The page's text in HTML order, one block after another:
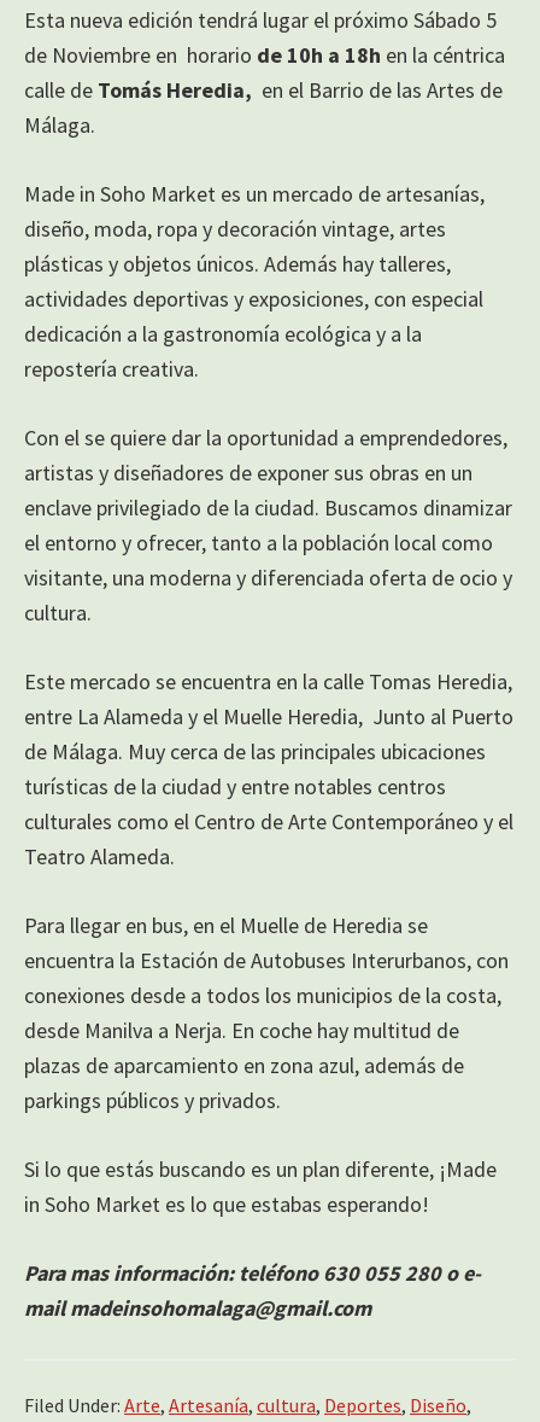
Esta nueva edición tendrá lugar el próximo Sábado 5
de Noviembre en horario de 10h a 18h en la céntrica
calle de Tomás Heredia, en el Barrio de las Artes de
Málaga.
Made in Soho Market es un mercado de artesanías,
diseño, moda, ropa y decoración vintage, artes
plásticas y objetos únicos. Además hay talleres,
actividades deportivas y exposiciones, con especial
dedicación a la gastronomía ecológica y a la
repostería creativa.
Con el se quiere dar la oportunidad a emprendedores,
artistas y diseñadores de exponer sus obras en un
enclave privilegiado de la ciudad. Buscamos dinamizar
el entorno y ofrecer, tanto a la población local como
visitante, una moderna y diferenciada oferta de ocio y
cultura.
Este mercado se encuentra en la calle Tomas Heredia,
entre La Alameda y el Muelle Heredia, Junto al Puerto
de Málaga. Muy cerca de las principales ubicaciones
turísticas de la ciudad y entre notables centros
culturales como el Centro de Arte Contemporáneo y el
Teatro Alameda.
Para llegar en bus, en el Muelle de Heredia se
encuentra la Estación de Autobuses Interurbanos, con
conexiones desde a todos los municipios de la costa,
desde Manilva a Nerja. En coche hay multitud de
plazas de aparcamiento en zona azul, además de
parkings públicos y privados.
Si lo que estás buscando es un plan diferente, ¡Made
in Soho Market es lo que estabas esperando!
Para mas información: teléfono 630 055 280 o e-
mail madeinsohomalaga@gmail.com
Filed Under: Arte, Artesanía, cultura, Deportes, Diseño,